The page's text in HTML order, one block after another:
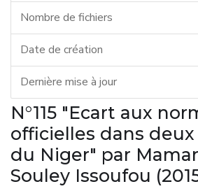
Nombre de fichiers
Date de création
Dernière mise à jour
N°115 "Ecart aux
officielles dans
du Niger" par
Souley Issoufou